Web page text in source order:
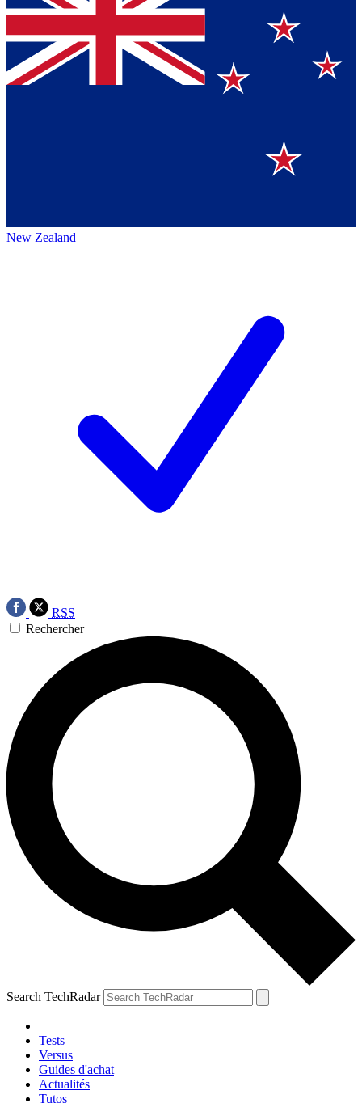
New Zealand
RSS
Rechercher
Search TechRadar
Tests
Versus
Guides d'achat
Actualités
Tutos